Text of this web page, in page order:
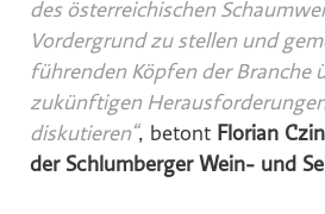
des österreichischen
Vordergrund zu stellen und
führenden Köpfen der Branche
zukünftigen
diskutieren“ , betont Florian
der Schlumberger Wein- und